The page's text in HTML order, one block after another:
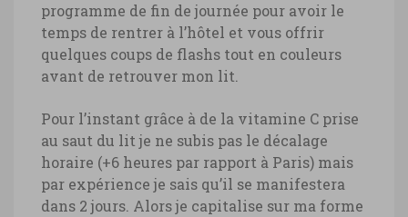
Malaisie-tours_Petronas-
Kuala_Lumpur-©-Marie-
Ange_Ostre-7472
©Marie-Ange Ostré
programme de fin de journée pour avoir le
temps de rentrer à l’hôtel et vous offrir
quelques coups de flashs tout en couleurs
avant de retrouver mon lit.
Pour l’instant grâce à de la vitamine C prise
au saut du lit je ne subis pas le décalage
horaire (+6 heures par rapport à Paris) mais
par expérience je sais qu’il se manifestera
dans 2 jours. Alors je capitalise sur ma forme